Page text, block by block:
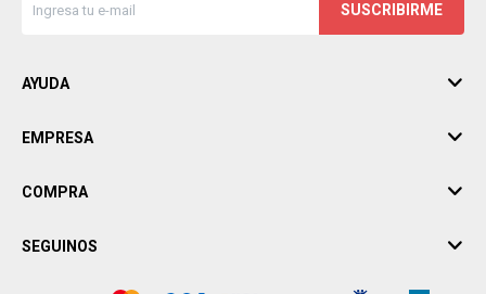
SUSCRIBIRME
AYUDA
EMPRESA
COMPRA
SEGUINOS